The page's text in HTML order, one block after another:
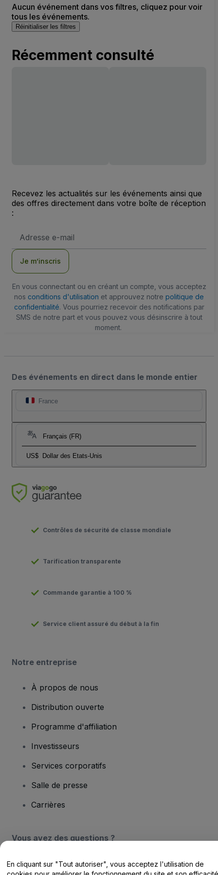
Aucun événement dans vos filtres, cliquez pour voir
tous les événements.
Réinitialiser les filtres
Récemment consulté
Recevez les actualités sur les événements ainsi que
des offres directement dans votre boîte de réception
:
e-
Je m’inscris
En vous connectant ou en créant un compte, vous acceptez
nos conditions d'utilisation et approuvez notre politique de
confidentialité. Vous pourriez recevoir des notifications par
SMS de notre part et vous pouvez vous désinscrire à tout
moment.
Des événements en direct dans le monde entier
France
Français (FR)
US$ Dollar des Etats-Unis
Contrôles de sécurité de classe mondiale
Tarification transparente
Commande garantie à 100 %
Service client assuré du début à la fin
Notre entreprise
À propos de nous
Distribution ouverte
Programme d'affiliation
Investisseurs
Services corporatifs
Salle de presse
Carrières
Vous avez des questions ?
Centre d'assistance / Nous contacter
En cliquant sur "Tout autoriser", vous acceptez l'utilisation de